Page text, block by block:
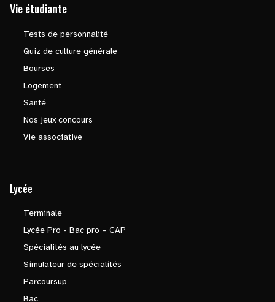
Vie étudiante
Tests de personnalité
Quiz de culture générale
Bourses
Logement
Santé
Nos jeux concours
Vie associative
Lycée
Terminale
Lycée Pro - Bac pro – CAP
Spécialités au lycée
Simulateur de spécialités
Parcoursup
Bac